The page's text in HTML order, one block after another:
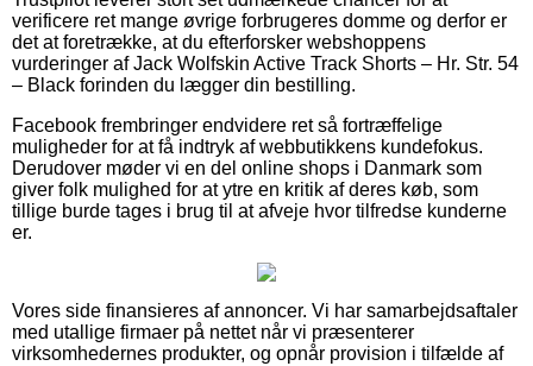
verificere ret mange øvrige forbrugeres domme og derfor er
det at foretrække, at du efterforsker webshoppens
vurderinger af Jack Wolfskin Active Track Shorts – Hr. Str. 54
– Black forinden du lægger din bestilling.
Facebook frembringer endvidere ret så fortræffelige
muligheder for at få indtryk af webbutikkens kundefokus.
Derudover møder vi en del online shops i Danmark som
giver folk mulighed for at ytre en kritik af deres køb, som
tillige burde tages i brug til at afveje hvor tilfredse kunderne
er.
Vores side finansieres af annoncer. Vi har samarbejdsaftaler
med utallige firmaer på nettet når vi præsenterer
virksomhedernes produkter, og opnår provision i tilfælde af